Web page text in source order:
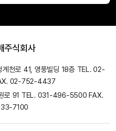
주식회사
계천로 41, 영풍빌딩 18층 TEL. 02-
02-752-4437
로 91 TEL. 031-496-5500 FAX.
7100